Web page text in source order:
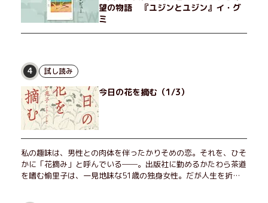
望の物語 『ユジンとユジン』イ・グ
ミ
4 試し読み
今日の花を摘む（1/3）
私の趣味は、男性との肉体を伴ったかりそめの恋。それを、ひそ
かに「花摘み」と呼んでいる──。出版社に勤めるかたわら茶道
を嗜む愉里子は、一見地味な51歳の独身女性。だが人生を折り